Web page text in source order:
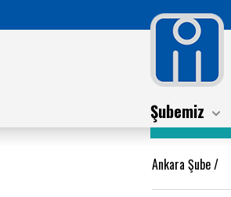
Şubemiz
Ankara Şube/